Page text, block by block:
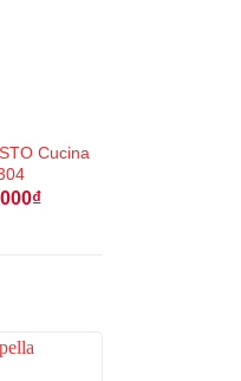
Cucina
₫Giá